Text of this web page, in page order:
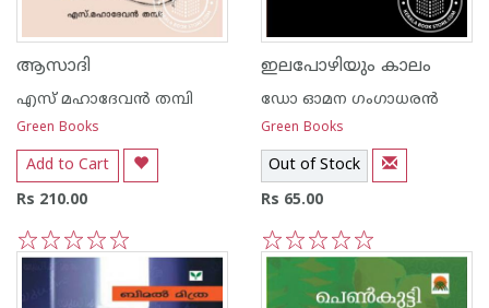
ആസാദി
എസ് മഹാദേവന്‍ തമ്പി
Green Books
Add to Cart
Rs 210.00
4
3
2
1
ഇലപോഴിയും കാലം
ഡോ ഓമന ഗംഗാധരന്‍
Green Books
Out of Stock
Rs 65.00
5
4
3
2
1